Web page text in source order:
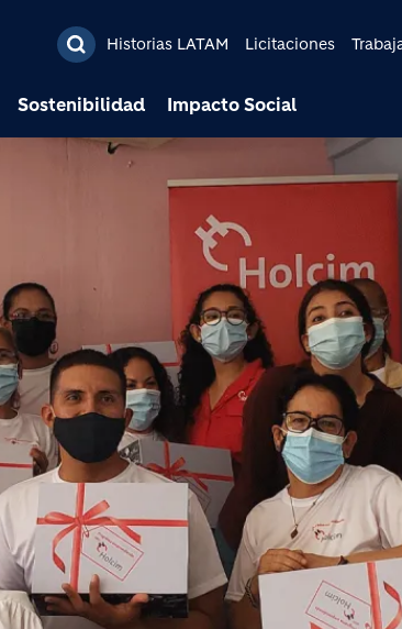
Historias LATAM Licitaciones
Sostenibilidad Impacto Social